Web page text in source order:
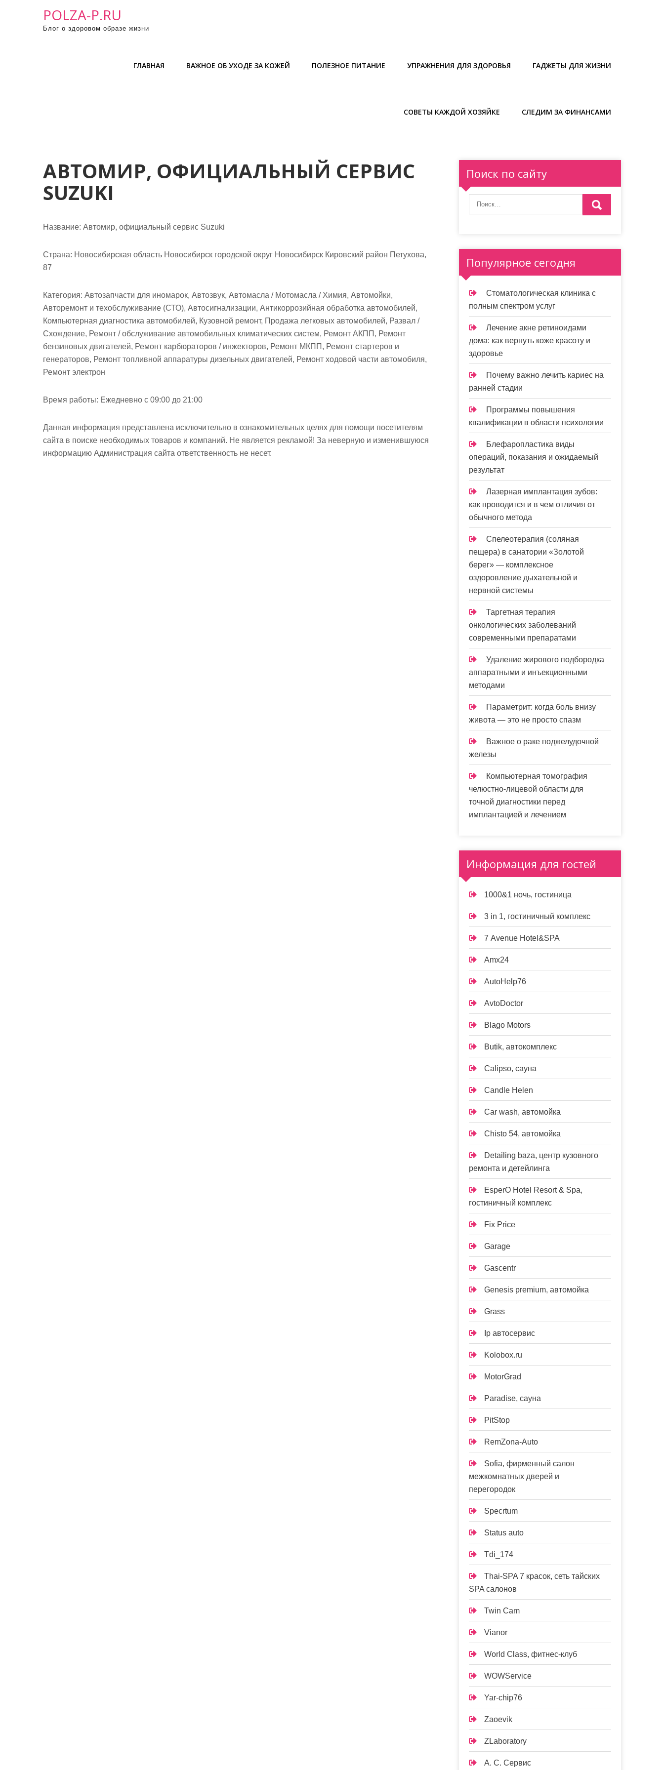
POLZA-P.RU
Блог о здоровом образе жизни
ГЛАВНАЯ ВАЖНОЕ ОБ УХОДЕ ЗА КОЖЕЙ ПОЛЕЗНОЕ ПИТАНИЕ УПРАЖНЕНИЯ ДЛЯ ЗДОРОВЬЯ ГАДЖЕТЫ ДЛЯ ЖИЗНИ
СОВЕТЫ КАЖДОЙ ХОЗЯЙКЕ СЛЕДИМ ЗА ФИНАНСАМИ
АВТОМИР, ОФИЦИАЛЬНЫЙ СЕРВИС
SUZUKI
Название: Автомир, официальный сервис Suzuki
Страна: Новосибирская область Новосибирск городской округ Новосибирск Кировский район Петухова,
87
Категория: Автозапчасти для иномарок, Автозвук, Автомасла / Мотомасла / Химия, Автомойки,
Авторемонт и техобслуживание (СТО), Автосигнализации, Антикоррозийная обработка автомобилей,
Компьютерная диагностика автомобилей, Кузовной ремонт, Продажа легковых автомобилей, Развал /
Схождение, Ремонт / обслуживание автомобильных климатических систем, Ремонт АКПП, Ремонт
бензиновых двигателей, Ремонт карбюраторов / инжекторов, Ремонт МКПП, Ремонт стартеров и
генераторов, Ремонт топливной аппаратуры дизельных двигателей, Ремонт ходовой части автомобиля,
Ремонт электрон
Время работы: Ежедневно с 09:00 до 21:00
Данная информация представлена исключительно в ознакомительных целях для помощи посетителям
сайта в поиске необходимых товаров и компаний. Не является рекламой! За неверную и изменившуюся
информацию Администрация сайта ответственность не несет.
Поиск по сайту
Популярное сегодня
Стоматологическая клиника с
полным спектром услуг
Лечение акне ретиноидами
дома: как вернуть коже красоту и
здоровье
Почему важно лечить кариес на
ранней стадии
Программы повышения
квалификации в области психологии
Блефаропластика виды
операций, показания и ожидаемый
результат
Лазерная имплантация зубов:
как проводится и в чем отличия от
обычного метода
Спелеотерапия (соляная
пещера) в санатории «Золотой
берег» — комплексное
оздоровление дыхательной и
нервной системы
Таргетная терапия
онкологических заболеваний
современными препаратами
Удаление жирового подбородка
аппаратными и инъекционными
методами
Параметрит: когда боль внизу
живота — это не просто спазм
Важное о раке поджелудочной
железы
Компьютерная томография
челюстно-лицевой области для
точной диагностики перед
имплантацией и лечением
Информация для гостей
1000&1 ночь, гостиница
3 in 1, гостиничный комплекс
7 Avenue Hotel&SPA
Amx24
AutoHelp76
AvtoDoctor
Blago Motors
Butik, автокомплекс
Calipso, сауна
Candle Helen
Car wash, автомойка
Chisto 54, автомойка
Detailing baza, центр кузовного
ремонта и детейлинга
EsperO Hotel Resort & Spa,
гостиничный комплекс
Fix Price
Garage
Gascentr
Genesis premium, автомойка
Grass
Ip автосервис
Kolobox.ru
MotorGrad
Paradise, сауна
PitStop
RemZona-Auto
Sofia, фирменный салон
межкомнатных дверей и
перегородок
Specrtum
Status auto
Tdi_174
Thai-SPA 7 красок, сеть тайских
SPA салонов
Twin Cam
Vianor
World Class, фитнес-клуб
WOWService
Yar-chip76
Zaoevik
ZLaboratory
А. С. Сервис